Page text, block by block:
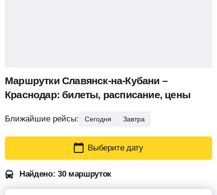
Маршрутки Славянск-на-Кубани –
Краснодар: билеты, расписание, цены
Ближайшие рейсы: Сегодня Завтра
Выберите дату
Найдено: 30 маршруток